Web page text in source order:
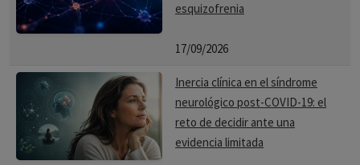
esquizofrenia
17/09/2026
Inercia clínica en el síndrome
neurológico post-COVID-19: el
reto de decidir ante una
evidencia limitada